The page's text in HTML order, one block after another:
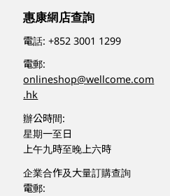
惠康網店查詢
電話:+852 3001 1299
電郵:
onlineshop@wellcome.com
.hk
辦公時間:
星期一至日
上午九時至晚上六時
企業合作及大量訂購查詢
電郵: